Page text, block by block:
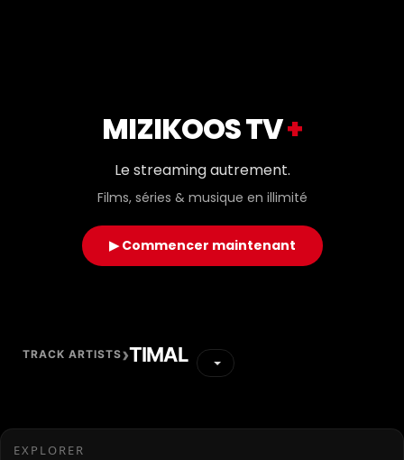
MIZIKOOS TV+
Le streaming autrement.
Films, séries & musique en illimité
▶ Commencer maintenant
TRACK ARTISTS›TIMAL
EXPLORER